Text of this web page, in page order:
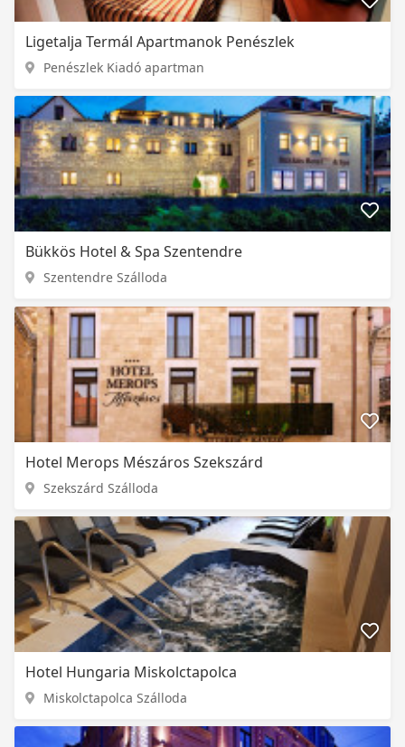
Ligetalja Termál Apartmanok Penészlek
Penészlek Kiadó apartman
Bükkös Hotel & Spa Szentendre
Szentendre Szálloda
Hotel Merops Mészáros Szekszárd
Szekszárd Szálloda
Hotel Hungaria Miskolctapolca
Miskolctapolca Szálloda